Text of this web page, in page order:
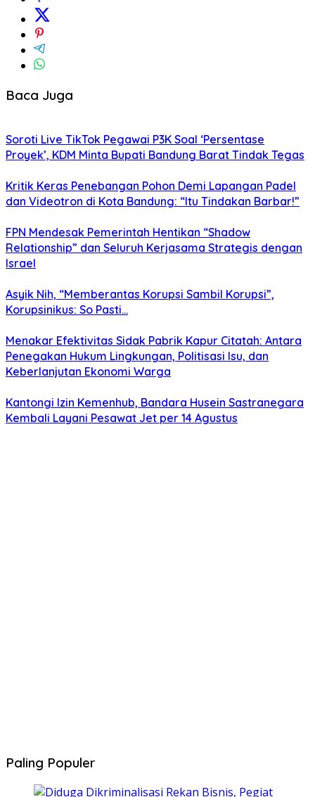
Baca Juga
Soroti Live TikTok Pegawai P3K Soal ‘Persentase
Proyek’, KDM Minta Bupati Bandung Barat Tindak Tegas
Kritik Keras Penebangan Pohon Demi Lapangan Padel
dan Videotron di Kota Bandung: “Itu Tindakan Barbar!”
FPN Mendesak Pemerintah Hentikan “Shadow
Relationship” dan Seluruh Kerjasama Strategis dengan
Israel
Asyik Nih, “Memberantas Korupsi Sambil Korupsi”,
Korupsinikus: So Pasti…
Menakar Efektivitas Sidak Pabrik Kapur Citatah: Antara
Penegakan Hukum Lingkungan, Politisasi Isu, dan
Keberlanjutan Ekonomi Warga
Kantongi Izin Kemenhub, Bandara Husein Sastranegara
Kembali Layani Pesawat Jet per 14 Agustus
Paling Populer